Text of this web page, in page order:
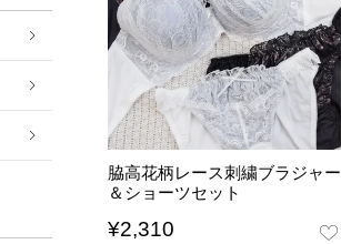
脇高花柄レース刺繍ブラジャー
＆ショーツセット
¥2,310